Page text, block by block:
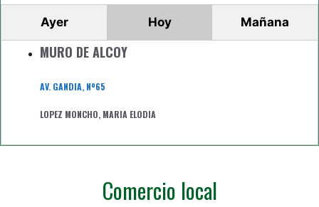
Ayer Hoy Mañana
MURO DE ALCOY
AV. GANDIA, Nº65
LOPEZ MONCHO, MARIA ELODIA
Comercio local